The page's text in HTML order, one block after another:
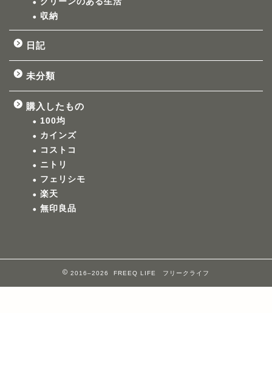
収納
日記
未分類
購入したもの
100均
カインズ
コストコ
ニトリ
フェリシモ
楽天
無印良品
2016–2026 FREEQ LIFE フリークライフ